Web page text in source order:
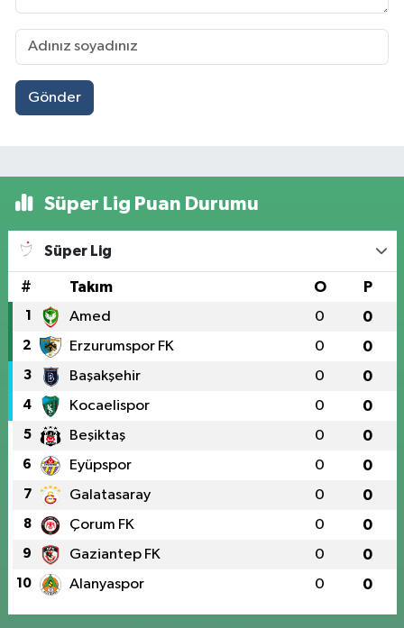
Gönder
Süper Lig Puan Durumu
Süper Lig
# Takım O P
1 Amed 0 0
2 Erzurumspor FK 0 0
3 Başakşehir 0 0
4 Kocaelispor 0 0
5 Beşiktaş 0 0
6 Eyüpspor 0 0
7 Galatasaray 0 0
8 Çorum FK 0 0
9 Gaziantep FK 0 0
10 Alanyaspor 0 0